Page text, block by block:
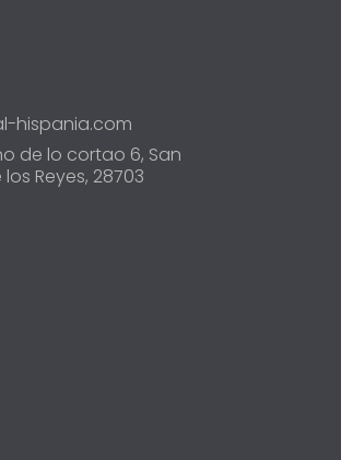
hispania.com
de lo cortao 6, San
Reyes, 28703